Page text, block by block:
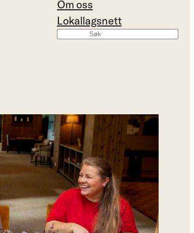
Om oss
Lokallagsnett